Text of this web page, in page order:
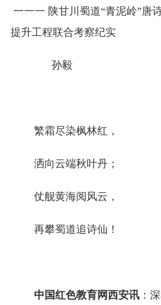
一一一 陕甘川蜀道“青泥岭”唐
提升工程联合考察纪实
孙毅
繁霜尽染枫林红，
洒向云端秋叶丹；
仗舰黄海阅风云，
再攀蜀道追诗仙！
中国红色教育网西安讯 ：